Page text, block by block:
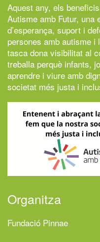
Aquest any, els
Autisme amb Futur, una
d’esperança, suport i
persones amb autisme
tasca dona visibilitat al
treballa perquè infants,
aprendre i viure amb
societat més justa i
Organitza
Fundació Pinnae